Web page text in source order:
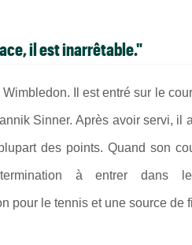
il est inarrêtable."
Il est entré sur le
Sinner. Après avoir servi, il
des points. Quand son
à entrer dans
pour le tennis et une source de